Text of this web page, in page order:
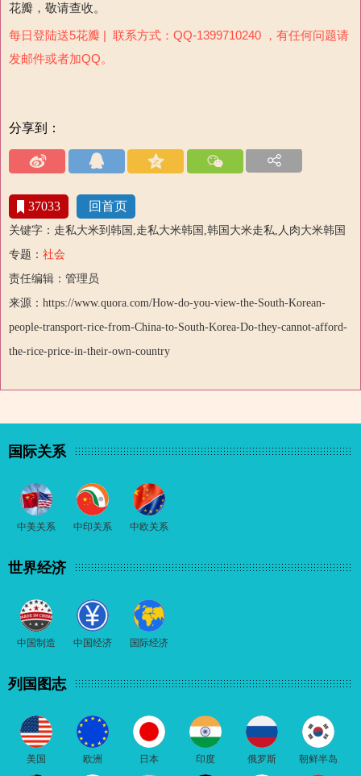
花瓣，敬请查收。
每日登陆送5花瓣 | 联系方式：QQ-1399710240 ，有任何问题请
发邮件或者加QQ。
分享到：
37033 回首页
关键字：走私大米到韩国,走私大米韩国,韩国大米走私,人肉大米韩国
专题： 社会
责任编辑：管理员
来源：https://www.quora.com/How-do-you-view-the-South-Korean-
people-transport-rice-from-China-to-South-Korea-Do-they-cannot-afford-
the-rice-price-in-their-own-country
国际关系
中美关系 中印关系 中欧关系
世界经济
中国制造 中国经济 国际经济
列国图志
美国 欧洲 日本 印度 俄罗斯 朝鲜半岛